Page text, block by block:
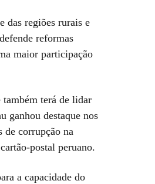
das regiões rurais e
reformas
maior participação
terá de lidar
ganhou destaque nos
de corrupção na
postal peruano.
a capacidade do